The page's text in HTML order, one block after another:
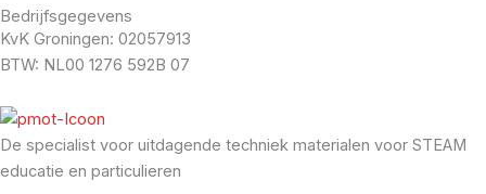
Bedrijfsgegevens
KvK Groningen: 02057913
BTW: NL00 1276 592B 07
De specialist voor uitdagende techniek materialen voor STEAM
educatie en particulieren